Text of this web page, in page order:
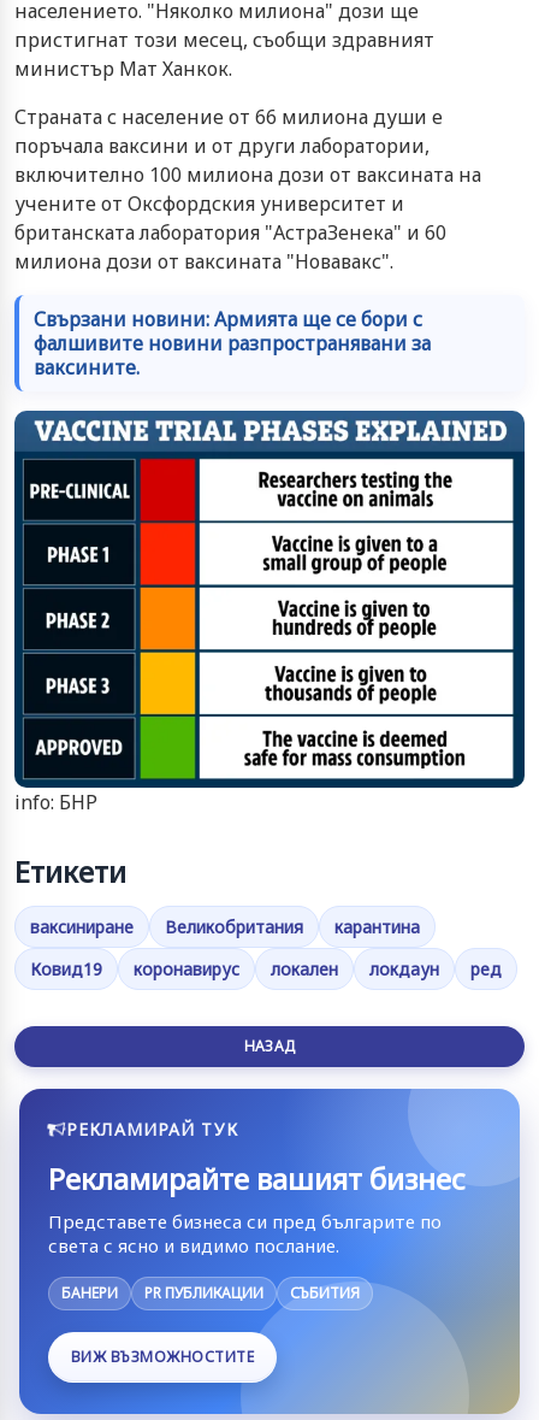
населението. "Няколко милиона" дози ще
пристигнат този месец, съобщи здравният
министър Мат Ханкок.
Страната с население от 66 милиона души е
поръчала ваксини и от други лаборатории,
включително 100 милиона дози от ваксината на
учените от Оксфордския университет и
британската лаборатория "АстраЗенека" и 60
милиона дози от ваксината "Новавакс".
Свързани новини: Армията ще се бори с
фалшивите новини разпространявани за
ваксините.
info: БНР
Етикети
ваксиниране Великобритания
карантина
Ковид19
коронавирус локален локдаун ред
НАЗАД
РЕКЛАМИРАЙ ТУК
Рекламирайте вашият бизнес
Представете бизнеса си пред българите по
света с ясно и видимо послание.
БАНЕРИ PR ПУБЛИКАЦИИ СЪБИТИЯ
ВИЖ ВЪЗМОЖНОСТИТЕ